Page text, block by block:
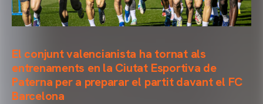
El conjunt valencianista ha tornat als
entrenaments en la Ciutat Esportiva de
Paterna per a preparar el partit davant el FC
Barcelona